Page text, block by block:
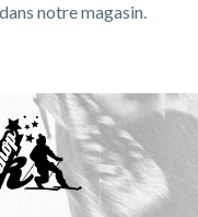
notre magasin.